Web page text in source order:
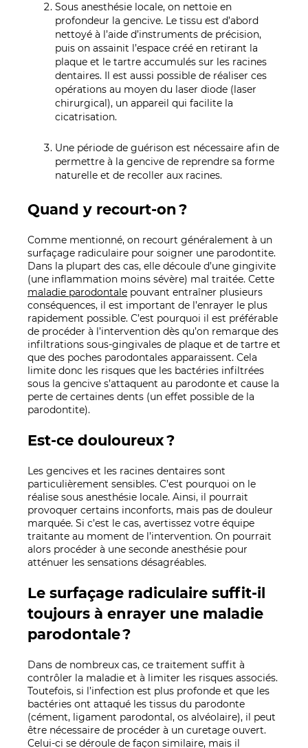
Sous anesthésie locale, on nettoie en
profondeur la gencive. Le tissu est d’abord
nettoyé à l’aide d’instruments de précision,
puis on assainit l’espace créé en retirant la
plaque et le tartre accumulés sur les racines
dentaires. Il est aussi possible de réaliser ces
opérations au moyen du laser diode (laser
chirurgical), un appareil qui facilite la
cicatrisation.
Une période de guérison est nécessaire afin de
permettre à la gencive de reprendre sa forme
naturelle et de recoller aux racines.
Quand y recourt-on ?
Comme mentionné, on recourt généralement à un
surfaçage radiculaire pour soigner une parodontite.
Dans la plupart des cas, elle découle d’une gingivite
(une inflammation moins sévère) mal traitée. Cette
maladie parodontale pouvant entraîner plusieurs
conséquences, il est important de l’enrayer le plus
rapidement possible. C’est pourquoi il est préférable
de procéder à l’intervention dès qu’on remarque des
infiltrations sous-gingivales de plaque et de tartre et
que des poches parodontales apparaissent. Cela
limite donc les risques que les bactéries infiltrées
sous la gencive s’attaquent au parodonte et cause la
perte de certaines dents (un effet possible de la
parodontite).
Est-ce douloureux ?
Les gencives et les racines dentaires sont
particulièrement sensibles. C’est pourquoi on le
réalise sous anesthésie locale. Ainsi, il pourrait
provoquer certains inconforts, mais pas de douleur
marquée. Si c’est le cas, avertissez votre équipe
traitante au moment de l’intervention. On pourrait
alors procéder à une seconde anesthésie pour
atténuer les sensations désagréables.
Le surfaçage radiculaire suffit-il
toujours à enrayer une maladie
parodontale ?
Dans de nombreux cas, ce traitement suffit à
contrôler la maladie et à limiter les risques associés.
Toutefois, si l’infection est plus profonde et que les
bactéries ont attaqué les tissus du parodonte
(cément, ligament parodontal, os alvéolaire), il peut
être nécessaire de procéder à un curetage ouvert.
Celui-ci se déroule de façon similaire, mais il